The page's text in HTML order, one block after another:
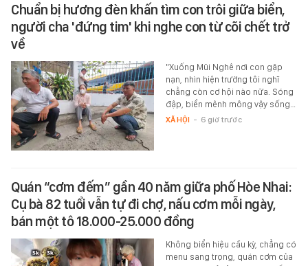
Chuẩn bị hương đèn khấn tìm con trôi giữa biển,
người cha 'đứng tim' khi nghe con từ cõi chết trở
về
"Xuống Mũi Nghê nơi con gặp
nạn, nhìn hiện trường tôi nghĩ
chẳng còn cơ hội nào nữa. Sóng
đập, biển mênh mông vậy sống…
XÃ HỘI - 6 giờ trước
Quán “cơm đếm” gần 40 năm giữa phố Hòe Nhai:
Cụ bà 82 tuổi vẫn tự đi chợ, nấu cơm mỗi ngày,
bán một tô 18.000-25.000 đồng
Không biển hiệu cầu kỳ, chẳng có
menu sang trọng, quán cơm của